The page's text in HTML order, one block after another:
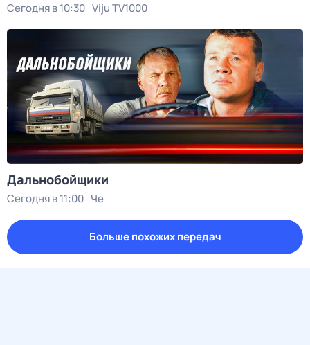
Сегодня в 10:30 Viju TV1000
Дальнобойщики
Сегодня в 11:00 Че
Больше похожих передач